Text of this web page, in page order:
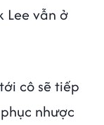
Lee vẫn ở
cô sẽ tiếp
nhược